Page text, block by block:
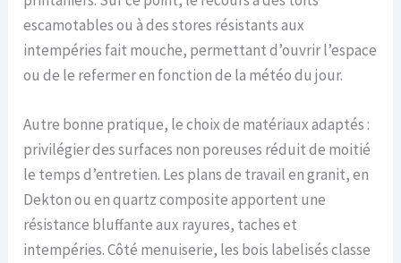
escamotables ou à des stores résistants aux
intempéries fait mouche, permettant d’ouvrir l’espace
ou de le refermer en fonction de la météo du jour.
Autre bonne pratique, le choix de matériaux adaptés :
privilégier des surfaces non poreuses réduit de moitié
le temps d’entretien. Les plans de travail en granit, en
Dekton ou en quartz composite apportent une
résistance bluffante aux rayures, taches et
intempéries. Côté menuiserie, les bois labelisés classe